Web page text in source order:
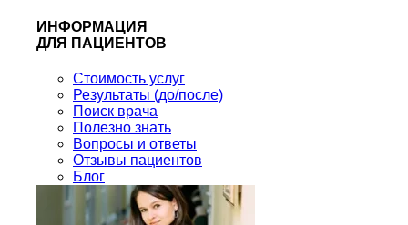
ИНФОРМАЦИЯ
ДЛЯ ПАЦИЕНТОВ
Стоимость услуг
Результаты (до/после)
Поиск врача
Полезно знать
Вопросы и ответы
Отзывы пациентов
Блог